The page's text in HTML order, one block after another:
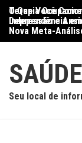
para
conteúdo
O Que Você
Depressão e
Terapia
Independência
Nova Meta-
Seu local de